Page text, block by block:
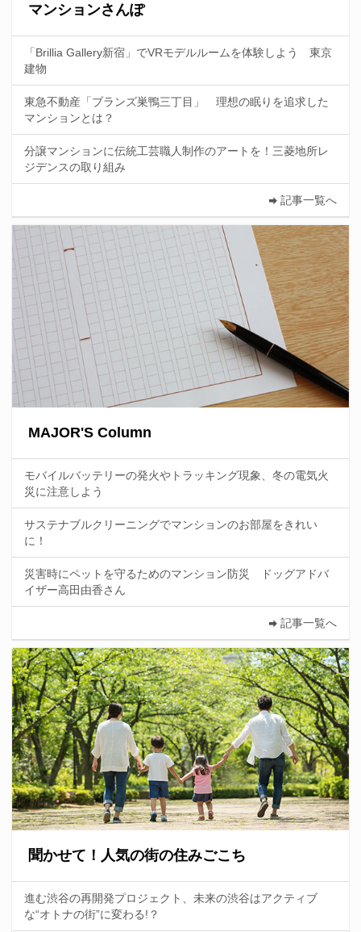
マンションさんぽ
「Brillia Gallery新宿」でVRモデルルームを体験しよう 東京
建物
東急不動産「ブランズ巣鴨三丁目」 理想の眠りを追求した
マンションとは？
分譲マンションに伝統工芸職人制作のアートを！三菱地所レ
ジデンスの取り組み
記事一覧へ
MAJOR'S Column
モバイルバッテリーの発火やトラッキング現象、冬の電気火
災に注意しよう
サステナブルクリーニングでマンションのお部屋をきれい
に！
災害時にペットを守るためのマンション防災 ドッグアドバ
イザー高田由香さん
記事一覧へ
聞かせて！人気の街の住みごこち
進む渋谷の再開発プロジェクト、未来の渋谷はアクティブ
な“オトナの街”に変わる!？